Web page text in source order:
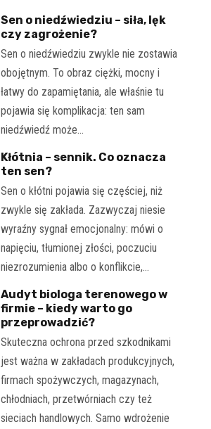
Sen o niedźwiedziu – siła, lęk
czy zagrożenie?
Sen o niedźwiedziu zwykle nie zostawia
obojętnym. To obraz ciężki, mocny i
łatwy do zapamiętania, ale właśnie tu
pojawia się komplikacja: ten sam
niedźwiedź może…
Kłótnia – sennik. Co oznacza
ten sen?
Sen o kłótni pojawia się częściej, niż
zwykle się zakłada. Zazwyczaj niesie
wyraźny sygnał emocjonalny: mówi o
napięciu, tłumionej złości, poczuciu
niezrozumienia albo o konflikcie,…
Audyt biologa terenowego w
firmie – kiedy warto go
przeprowadzić?
Skuteczna ochrona przed szkodnikami
jest ważna w zakładach produkcyjnych,
firmach spożywczych, magazynach,
chłodniach, przetwórniach czy też
sieciach handlowych. Samo wdrożenie